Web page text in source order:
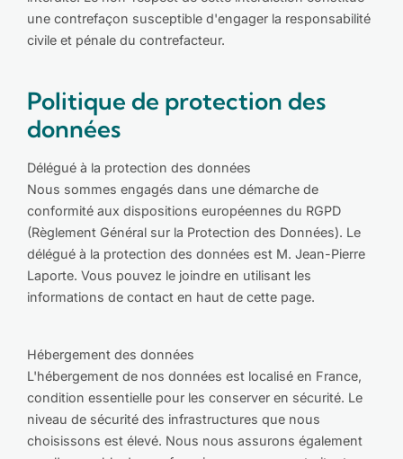
une contrefaçon susceptible d'engager la responsabilité
civile et pénale du contrefacteur.
Politique de protection des
données
Délégué à la protection des données
Nous sommes engagés dans une démarche de
conformité aux dispositions européennes du RGPD
(Règlement Général sur la Protection des Données). Le
délégué à la protection des données est M. Jean-Pierre
Laporte. Vous pouvez le joindre en utilisant les
informations de contact en haut de cette page.
Hébergement des données
L'hébergement de nos données est localisé en France,
condition essentielle pour les conserver en sécurité. Le
niveau de sécurité des infrastructures que nous
choisissons est élevé. Nous nous assurons également